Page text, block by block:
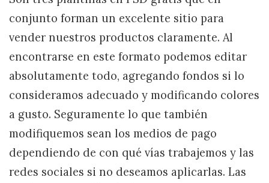
conjunto forman un excelente sitio para
vender nuestros productos claramente. Al
encontrarse en este formato podemos editar
absolutamente todo, agregando fondos si lo
consideramos adecuado y modificando colores
a gusto. Seguramente lo que también
modifiquemos sean los medios de pago
dependiendo de con qué vías trabajemos y las
redes sociales si no deseamos aplicarlas. Las